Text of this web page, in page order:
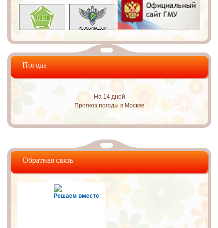
Погода
На 14 дней
Прогноз погоды в Москве
Обратная связь
Решаем вместе